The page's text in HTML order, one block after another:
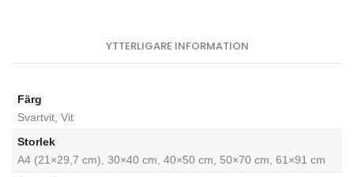
YTTERLIGARE INFORMATION
Färg
Svartvit, Vit
Storlek
A4 (21×29,7 cm), 30×40 cm, 40×50 cm, 50×70 cm, 61×91 cm